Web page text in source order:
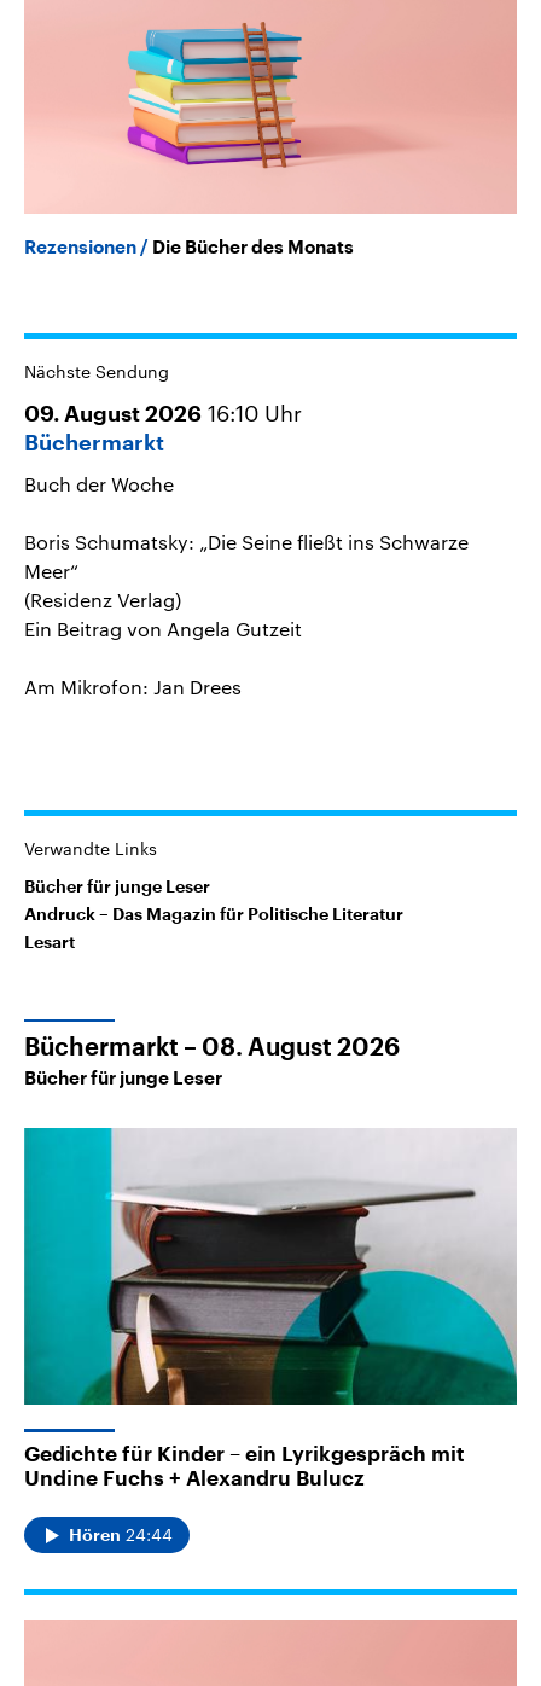
Rezensionen Die Bücher des Monats
Nächste Sendung
09. August 2026 16:10 Uhr
Büchermarkt
Buch der Woche
Boris Schumatsky: „Die Seine fließt ins Schwarze
Meer“
(Residenz Verlag)
Ein Beitrag von Angela Gutzeit
Am Mikrofon: Jan Drees
Verwandte Links
Bücher für junge Leser
Andruck – Das Magazin für Politische Literatur
Lesart
Büchermarkt – 08. August 2026
Bücher für junge Leser
Gedichte für Kinder – ein Lyrikgespräch mit
Undine Fuchs + Alexandru Bulucz
Hören 24:44